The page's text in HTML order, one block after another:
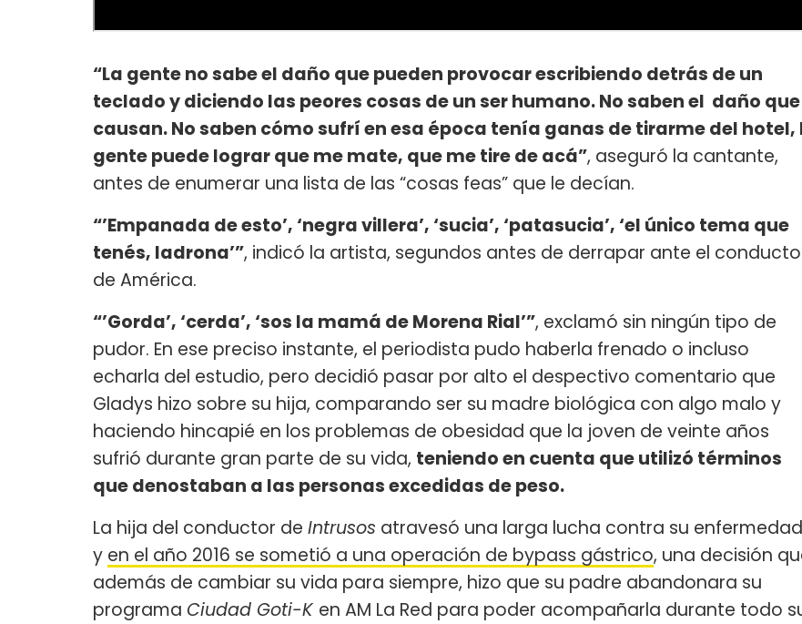
“La gente no sabe el daño que pueden provocar escribiendo detrás de un
teclado y diciendo las peores cosas de un ser humano. No saben el daño que
causan. No saben cómo sufrí en esa época tenía ganas de tirarme del hotel,
gente puede lograr que me mate, que me tire de acá”, aseguró la cantante,
antes de enumerar una lista de las “cosas feas” que le decían.
“’Empanada de esto’, ‘negra villera’, ‘sucia’, ‘patasucia’, ‘el único tema que
tenés, ladrona’”, indicó la artista, segundos antes de derrapar ante el
de América.
“’Gorda’, ‘cerda’, ‘sos la mamá de Morena Rial’”, exclamó sin ningún tipo de
pudor. En ese preciso instante, el periodista pudo haberla frenado o incluso
echarla del estudio, pero decidió pasar por alto el despectivo comentario que
Gladys hizo sobre su hija, comparando ser su madre biológica con algo malo y
haciendo hincapié en los problemas de obesidad que la joven de veinte años
sufrió durante gran parte de su vida, teniendo en cuenta que utilizó términos
que denostaban a las personas excedidas de peso.
La hija del conductor de Intrusos atravesó una larga lucha contra su
y en el año 2016 se sometió a una operación de bypass gástrico, una decisión
además de cambiar su vida para siempre, hizo que su padre abandonara su
programa Ciudad Goti-K en AM La Red para poder acompañarla durante todo